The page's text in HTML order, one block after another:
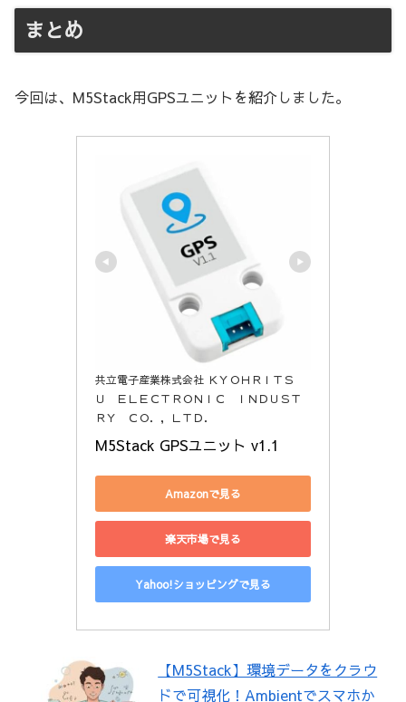
まとめ
今回は、M5Stack用GPSユニットを紹介しました。
共立電子産業株式会社 ＫＹＯＨＲＩＴＳ
Ｕ ＥＬＥＣＴＲＯＮＩＣ ＩＮＤＵＳＴ
ＲＹ ＣＯ．，ＬＴＤ．
M5Stack GPSユニット v1.1
Amazonで見る
楽天市場で見る
Yahoo!ショッピングで見る
【M5Stack】環境データをクラウ
ドで可視化！Ambientでスマホか